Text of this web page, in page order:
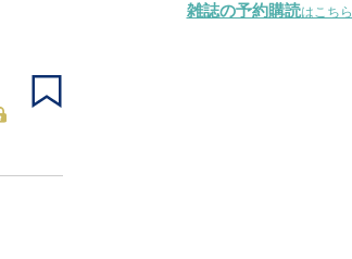
雑誌の予約購読はこちら